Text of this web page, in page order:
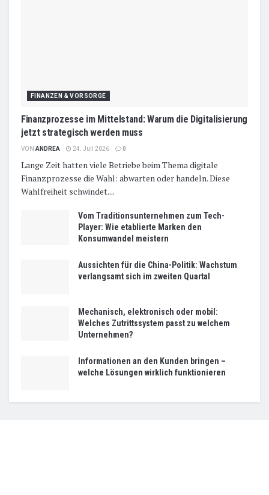
FINANZEN & VORSORGE
Finanzprozesse im Mittelstand: Warum die Digitalisierung
jetzt strategisch werden muss
VON ANDREA 24. Juli 2026 0
Lange Zeit hatten viele Betriebe beim Thema digitale
Finanzprozesse die Wahl: abwarten oder handeln. Diese
Wahlfreiheit schwindet....
Vom Traditionsunternehmen zum Tech-
Player: Wie etablierte Marken den
Konsumwandel meistern
Aussichten für die China-Politik: Wachstum
verlangsamt sich im zweiten Quartal
Mechanisch, elektronisch oder mobil:
Welches Zutrittssystem passt zu welchem
Unternehmen?
Informationen an den Kunden bringen –
welche Lösungen wirklich funktionieren